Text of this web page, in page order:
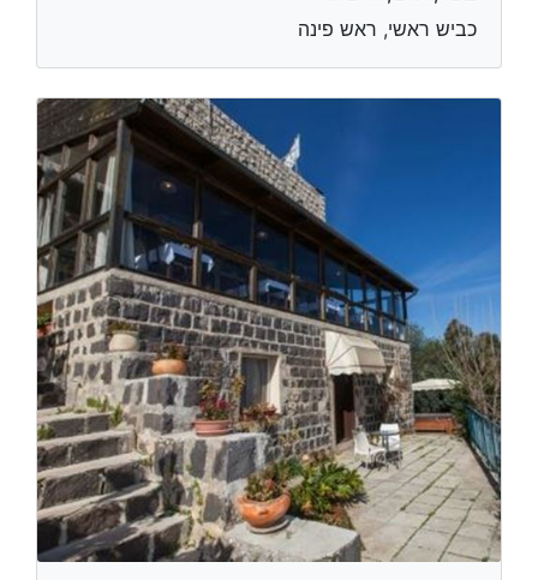
כביש ראשי, ראש פינה